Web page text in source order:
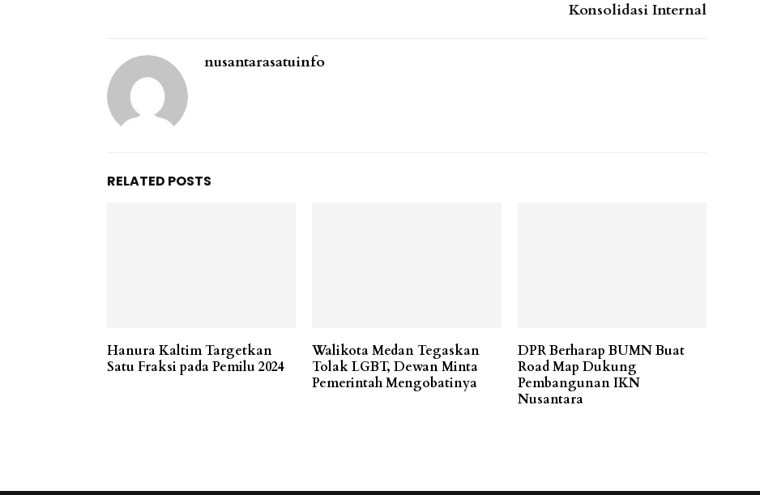
Konsolidasi Internal
nusantarasatuinfo
RELATED POSTS
Hanura Kaltim Targetkan
Satu Fraksi pada Pemilu 2024
Walikota Medan Tegaskan
Tolak LGBT, Dewan Minta
Pemerintah Mengobatinya
DPR Berharap BUMN Buat
Road Map Dukung
Pembangunan IKN
Nusantara